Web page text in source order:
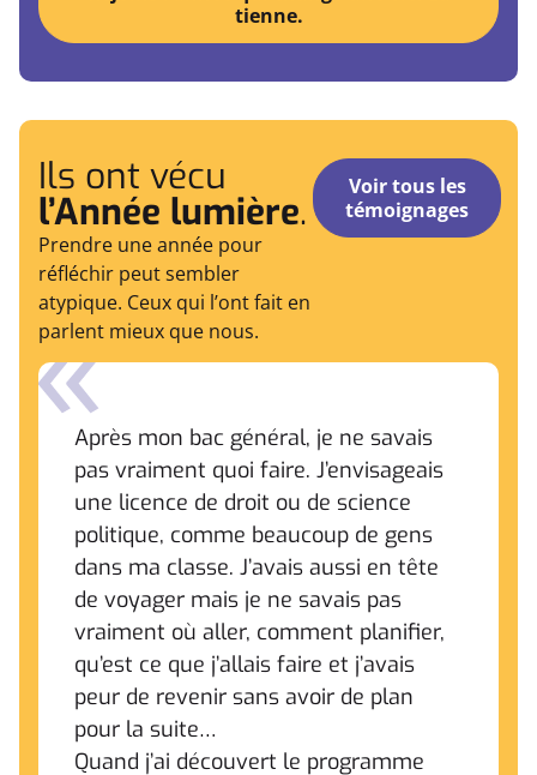
tienne.
Ils ont vécu
l’Année lumière.
Prendre une année pour
réfléchir peut sembler
atypique. Ceux qui l’ont fait en
parlent mieux que nous.
Voir tous les
témoignages
Après mon bac général, je ne savais
pas vraiment quoi faire. J’envisageais
une licence de droit ou de science
politique, comme beaucoup de gens
dans ma classe. J’avais aussi en tête
de voyager mais je ne savais pas
vraiment où aller, comment planifier,
qu’est ce que j’allais faire et j’avais
peur de revenir sans avoir de plan
pour la suite…
Quand j’ai découvert le programme